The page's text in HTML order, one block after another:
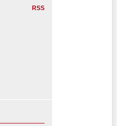
RSS